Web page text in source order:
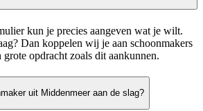
kun je precies aangeven wat je wilt.
Dan koppelen wij je aan schoonmakers
opdracht zoals dit aankunnen.
uit Middenmeer aan de slag?